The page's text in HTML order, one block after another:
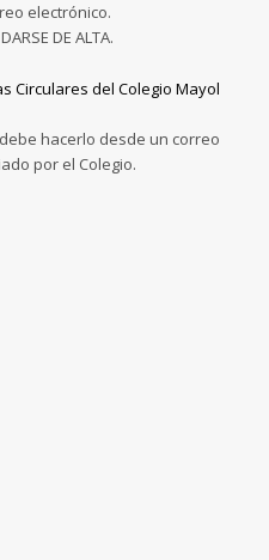
electrónico.
DE ALTA.
debe hacerlo desde un correo
por el Colegio.